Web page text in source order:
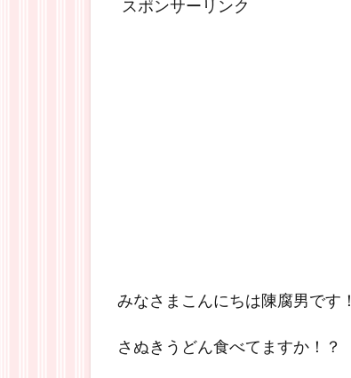
スポンサーリンク
みなさまこんにちは陳腐男です！
さぬきうどん食べてますか！？